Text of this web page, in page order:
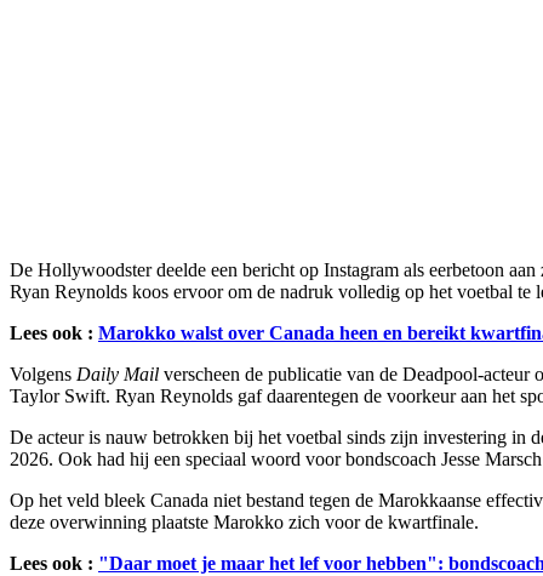
De Hollywoodster deelde een bericht op Instagram als eerbetoon
Ryan Reynolds koos ervoor om de nadruk volledig op het voetbal te
Lees ook : Marokko walst over Canada heen en bereikt
Volgens Daily Mail verscheen de publicatie van de Deadpool-acteur
Taylor Swift. Ryan Reynolds gaf daarentegen de voorkeur aan het
De acteur is nauw betrokken bij het voetbal sinds zijn investering in
2026. Ook had hij een speciaal woord voor bondscoach Jesse
Op het veld bleek Canada niet bestand tegen de Marokkaanse
deze overwinning plaatste Marokko zich voor de kwartfinale.
Lees ook : "Daar moet je maar het lef voor hebben":